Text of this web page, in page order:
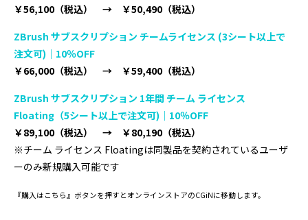
￥56,100（税込） → ￥50,490（税込）
ZBrush サブスクリプション チームライセンス (3シート以上で
注文可)｜10％OFF
￥66,000（税込） → ￥59,400（税込）
ZBrush サブスクリプション 1年間 チーム ライセンス
Floating（5シート以上で注文可)｜10％OFF
￥89,100（税込） → ￥80,190（税込）
※チーム ライセンス Floatingは同製品を契約されているユーザ
ーのみ新規購入可能です
『購入はこちら』 ボタンを押すとオンラインストアのCGiNに移動します。